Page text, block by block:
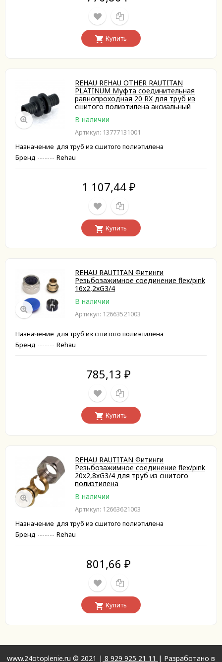
Купить
REHAU REHAU OTHER RAUTITAN
PLATINUM Муфта соединительная
равнопроходная 20 RX для труб из
сшитого полиэтилена аксиальный
В наличии
Артикул: 13777131001
Назначение для труб из сшитого полиэтилена
Бренд
Rehau
1 107,44 ₽
Купить
REHAU RAUTITAN Фитинги
Резьбозажимное соединение flex/pink
16х2,2xG3/4
В наличии
Артикул: 12663521003
Назначение для труб из сшитого полиэтилена
Бренд
Rehau
785,13 ₽
Купить
REHAU RAUTITAN Фитинги
Резьбозажимное соединение flex/pink
20х2,8xG3/4 для труб из сшитого
полиэтилена
В наличии
Артикул: 12663621003
Назначение для труб из сшитого полиэтилена
Бренд
Rehau
801,66 ₽
Купить
www.24otoplenie.ru © 2021 | 8 929 925 21 11 | Разработано в